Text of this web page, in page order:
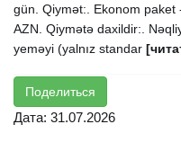
gün. Qiymət:. Ekonom
AZN. Qiymətə daxildir:.
yeməyi (yalnız standar
Поделиться
Дата: 31.07.2026